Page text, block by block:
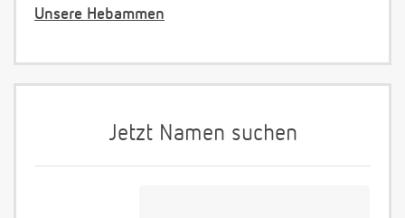
Unsere Hebammen
Jetzt Namen suchen